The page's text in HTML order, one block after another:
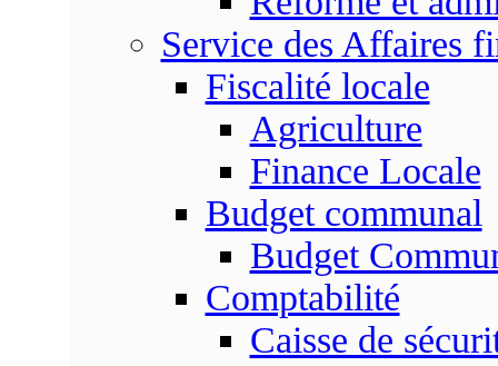
Service des Affaires
Fiscalité locale
Agriculture
Finance Locale
Budget communal
Budget
Comptabilité
Caisse de